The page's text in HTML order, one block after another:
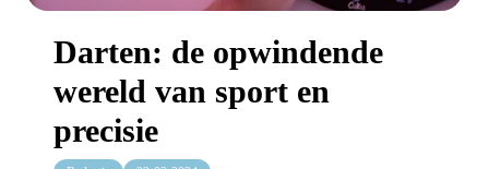
Darten: de opwindende
wereld van sport en
precisie